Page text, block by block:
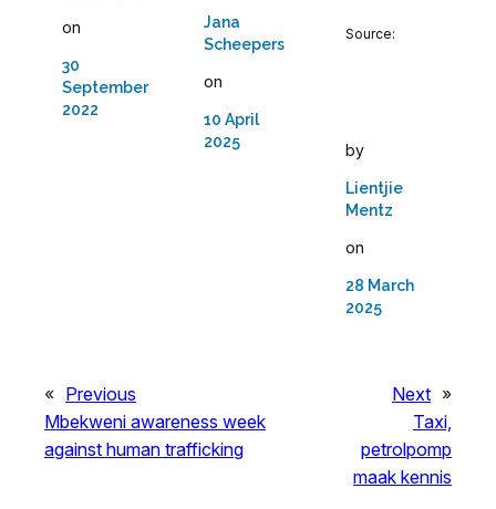
on
30
September
2022
Jana
Scheepers
on
10 April
2025
Source:
by
Lientjie
Mentz
on
28 March
2025
« Previous
Mbekweni awareness week
against human trafficking
Next »
Taxi,
petrolpomp
maak kennis